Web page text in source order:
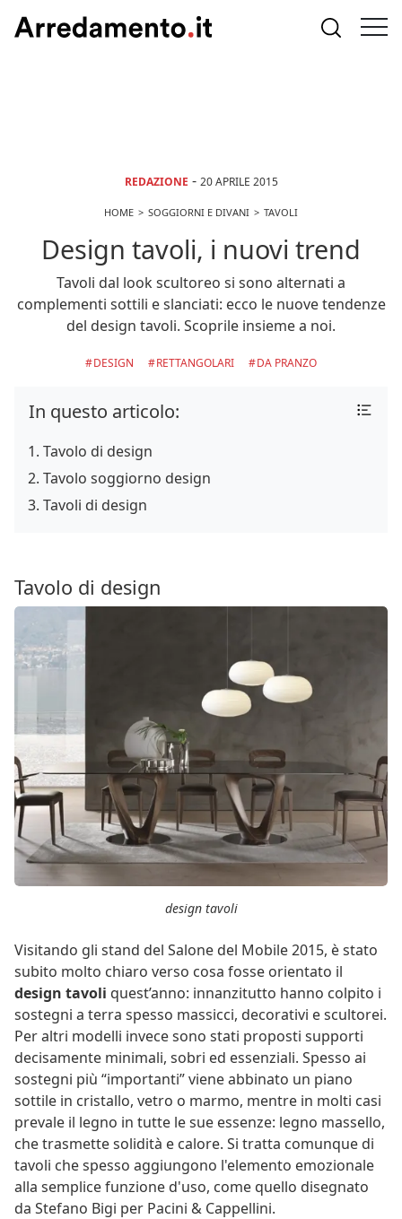
REDAZIONE - 20 APRILE 2015
HOME SOGGIORNI E DIVANI TAVOLI
Design tavoli, i nuovi trend
Tavoli dal look scultoreo si sono alternati a
complementi sottili e slanciati: ecco le nuove tendenze
del design tavoli. Scoprile insieme a noi.
DESIGN RETTANGOLARI DA PRANZO
In questo articolo:
Tavolo di design
Tavolo soggiorno design
Tavoli di design
Tavolo di design
design tavoli
Visitando gli stand del Salone del Mobile 2015, è stato
subito molto chiaro verso cosa fosse orientato il
design tavoli quest’anno: innanzitutto hanno colpito i
sostegni a terra spesso massicci, decorativi e scultorei.
Per altri modelli invece sono stati proposti supporti
decisamente minimali, sobri ed essenziali. Spesso ai
sostegni più “importanti” viene abbinato un piano
sottile in cristallo, vetro o marmo, mentre in molti casi
prevale il legno in tutte le sue essenze: legno massello,
che trasmette solidità e calore. Si tratta comunque di
tavoli che spesso aggiungono l'elemento emozionale
alla semplice funzione d'uso, come quello disegnato
da Stefano Bigi per Pacini & Cappellini.